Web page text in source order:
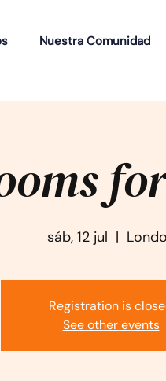
Nuestra Comunidad
sáb, 12 jul
  |
Registration is
See other events